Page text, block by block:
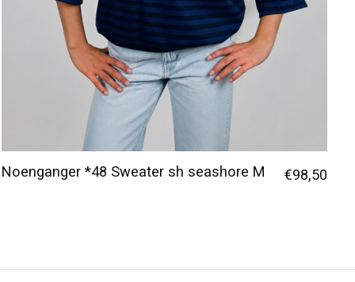
Noenganger *48 Sweater sh seashore M €98,50